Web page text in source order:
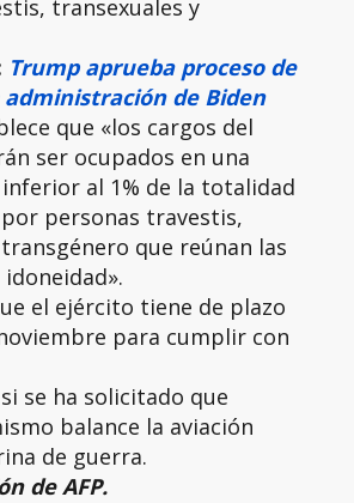
transexuales y
Trump aprueba proceso de
de Biden
que «los cargos del
ser ocupados en una
al 1% de la totalidad
personas travestis,
que reúnan las
el ejército tiene de plazo
para cumplir con
se ha solicitado que
balance la aviación
de guerra.
de AFP.